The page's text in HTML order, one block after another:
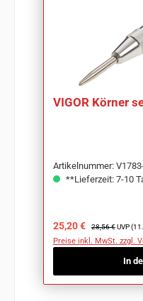
VIGOR Körner
Artikelnummer:
**Lieferzeit: 7-10
Verkaufspreis:
25,20 € Regulärer Preis:
28,56 € UVP
Preise inkl. MwSt. zzgl.
In